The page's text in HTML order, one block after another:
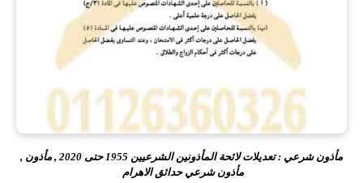
مأذون شرعي : تعديلات لائحة المأذونين الشرعيين 1955 حتى 2020 , مأذون ,
مأذون شرعي حدائق الاهرام